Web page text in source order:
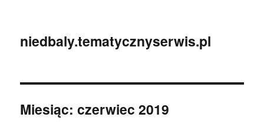
niedbaly.tematycznyserwis.pl
Miesiąc:czerwiec 2019